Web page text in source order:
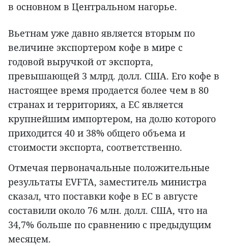
в основном в Центральном нагорье.
Вьетнам уже давно является вторым по
величине экспортером кофе в мире с
годовой выручкой от экспорта,
превышающей 3 млрд. долл. США. Его кофе в
настоящее время продается более чем в 80
странах и территориях, а ЕС является
крупнейшим импортером, на долю которого
приходится 40 и 38% общего объема и
стоимости экспорта, соответственно.
Отмечая первоначальные положительные
результаты EVFTA, заместитель министра
сказал, что поставки кофе в ЕС в августе
составили около 76 млн. долл. США, что на
34,7% больше по сравнению с предыдущим
месяцем.